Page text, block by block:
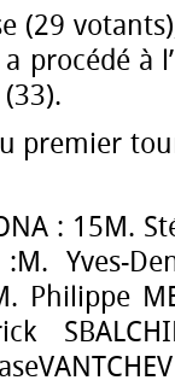
(29
procédé à
premier
: 15M.
Yves-
Philippe